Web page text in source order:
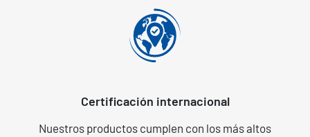
Certificación internacional
Nuestros productos cumplen con los más altos